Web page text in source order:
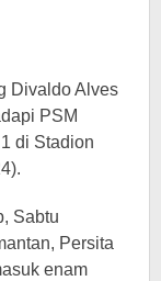
Divaldo Alves
PSM
di Stadion
Sabtu
Persita
enam